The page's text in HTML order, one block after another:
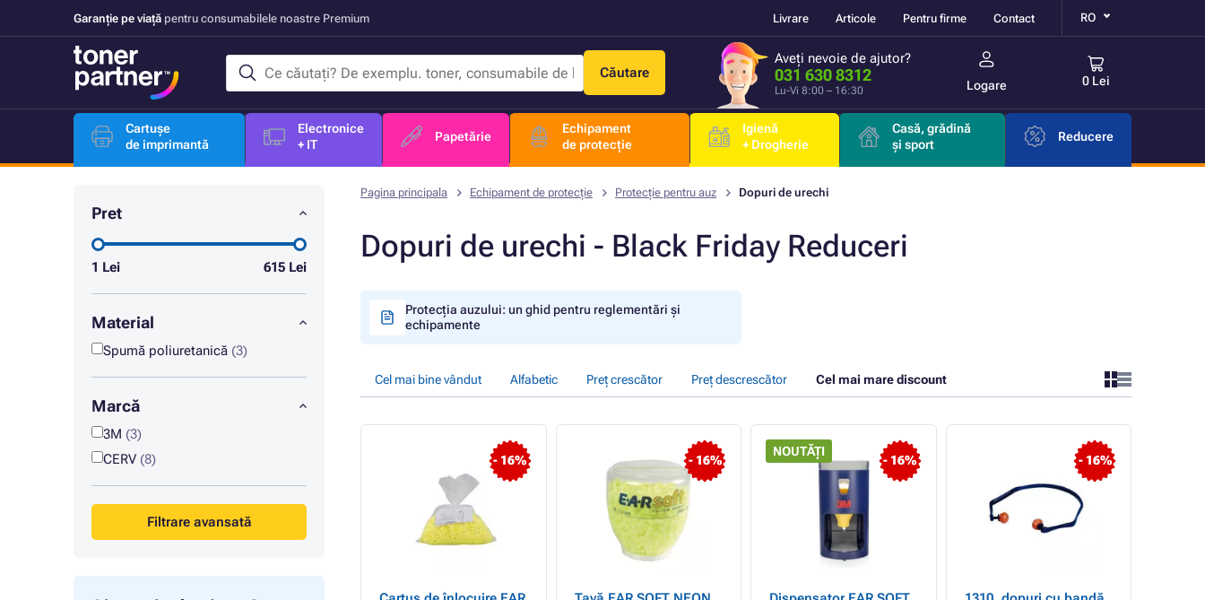
Garanție pe viață pentru consumabilele noastre Premium Livrare Articole Pentru firme Contact RO
Căutare
Aveți nevoie de ajutor?
031 630 8312
Lu-Vi 8:00 – 16:30 Logare 0 Lei
Cartușe
de imprimantă
Electronice
+ IT
Papetărie
Echipament
de protecție
Igienă
+ Drogherie
Casă, grădină
și sport
Reducere
Pret
1 Lei 615 Lei
Material
Spumă poliuretanică (3)
Marcă
3M (3)
CERV (8)
Filtrare avansată
Pagina principala Echipament de protecție Protecție pentru auz Dopuri de urechi
Dopuri de urechi - Black Friday Reduceri
Protecția auzului: un ghid pentru reglementări și
echipamente
Cel mai bine vândut Alfabetic Preț crescător Preț descrescător Cel mai mare discount
- 16% - 16% - 16%
NOUTĂȚI
- 16%